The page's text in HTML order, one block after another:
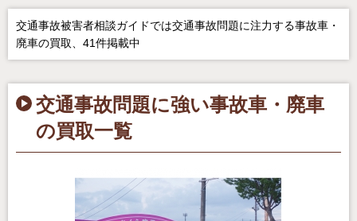
交通事故被害者相談ガイドでは交通事故問題に注力する事故車・
廃車の買取、41件掲載中
交通事故問題に強い事故車・廃車
の買取一覧